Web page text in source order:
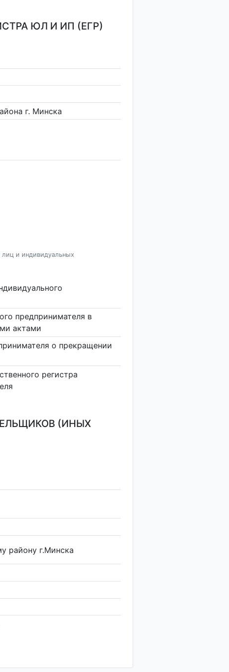
ЮЛ И ИП (ЕГР)
г. Минска
и индивидуальных
предпринимателя в
актами
о прекращении
регистра
(ИНЫХ
району г.Минска